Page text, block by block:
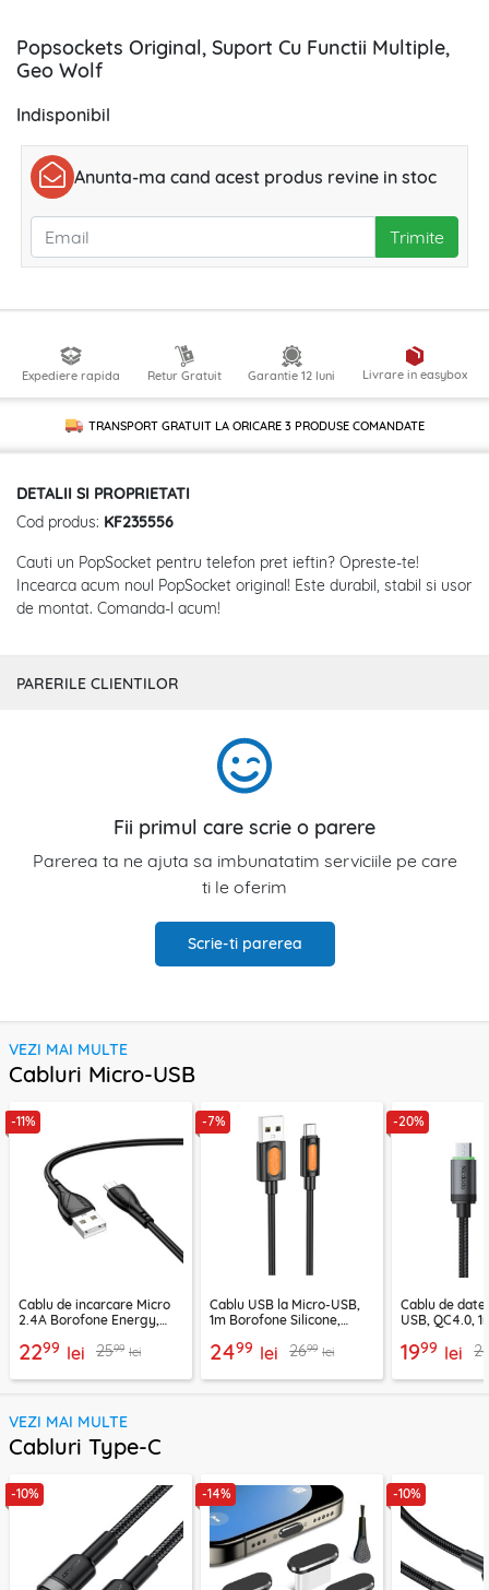
Popsockets Original, Suport Cu Functii Multiple,
Geo Wolf
Indisponibil
Anunta-ma cand acest produs revine in stoc
Trimite
Expediere rapida Retur Gratuit Garantie 12 luni Livrare in easybox
TRANSPORT GRATUIT LA ORICARE 3 PRODUSECOMANDATE
DETALII SI PROPRIETATI
Cod produs: KF235556
Cauti un PopSocket pentru telefon pret ieftin? Opreste-te!
Incearca acum noul PopSocket original! Este durabil, stabil si usor
de montat. Comanda-l acum!
PARERILE CLIENTILOR
Fii primul care scrie o parere
Parerea ta ne ajuta sa imbunatatim serviciile pe care
ti le oferim
Scrie-ti parerea
VEZI MAI MULTE
Cabluri Micro-USB
-11%
Cablu de incarcare Micro
2.4A Borofone Energy,
2299 lei 2599 lei
-7%
Cablu USB la Micro-USB,
1m Borofone Silicone,
2499 lei 2699 lei
-20%
Cablu de
USB, QC4.0,
1999 lei
VEZI MAI MULTE
Cabluri Type-C
-10% -14% -10%